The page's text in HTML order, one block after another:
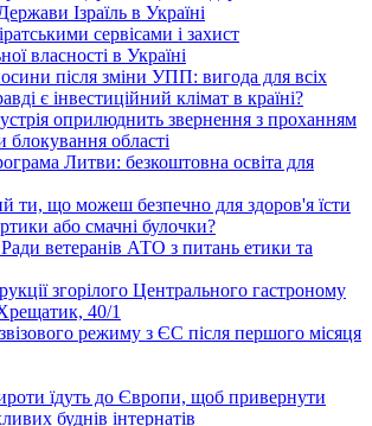
Ізраїль в Україні
сервісами і захист
власності в Україні
після зміни УПП: вигода для всіх
є інвестиційний клімат в країні?
оприлюднить звернення з проханням
блокування області
Литви: безкоштовна освіта для
ти, що можеш безпечно для здоров'я їсти
або смачні булочки?
ветеранів АТО з питань етики та
згорілого Центрального гастроному
40/1
режиму з ЄС після першого місяця
їдуть до Європи, щоб привернути
буднів інтернатів